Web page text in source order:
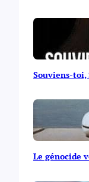
Souviens-toi,
Le génocide